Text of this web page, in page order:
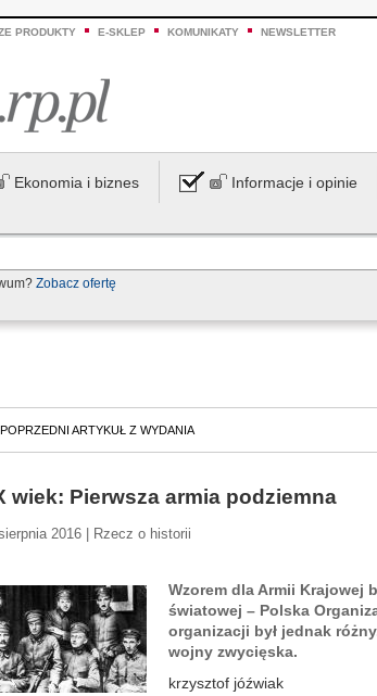
PRODUKTY E-SKLEP KOMUNIKATY NEWSLETTER
Ekonomia i biznes Informacje i opinie
Zobacz ofertę
POPRZEDNI ARTYKUŁ Z WYDANIA
wiek: Pierwsza armia podziemna
2016 | Rzecz o historii
Wzorem dla Armii Krajowej
światowej – Polska
organizacji był jednak
wojny zwycięska.
krzysztof jóźwiak